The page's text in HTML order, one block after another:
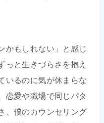
かもしれない」と感じ
っと生きづらさを抱え
いるのに気が休まらな
恋愛や職場で同じパタ
、僕のカウンセリング